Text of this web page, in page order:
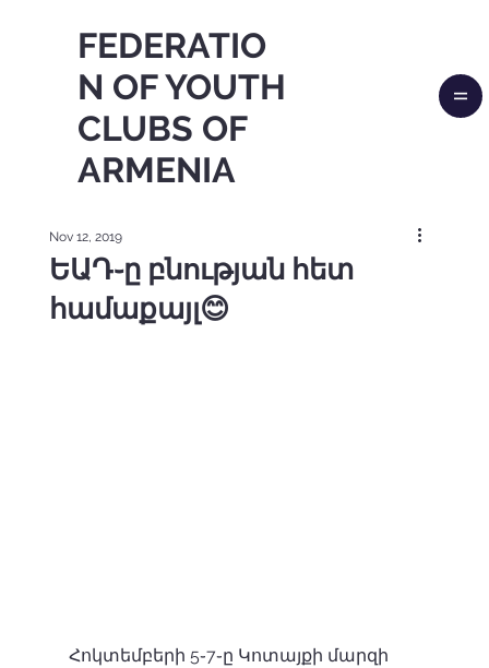
FEDERATIO
N OF YOUTH
CLUBS OF
ARMENIA
ԵԱԴ֊ը բնության հետ
համաքայլ😊
Nov 12, 2019
Հոկտեմբերի 5֊7֊ը Կոտայքի մարզի